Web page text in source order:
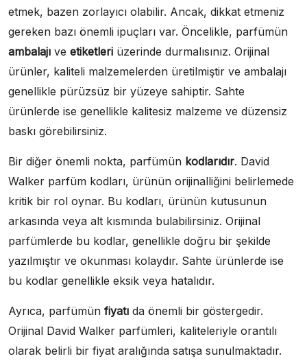
etmek, bazen zorlayıcı olabilir. Ancak, dikkat etmeniz
gereken bazı önemli ipuçları var. Öncelikle, parfümün
ambalajı ve etiketleri üzerinde durmalısınız. Orijinal
ürünler, kaliteli malzemelerden üretilmiştir ve ambalajı
genellikle pürüzsüz bir yüzeye sahiptir. Sahte
ürünlerde ise genellikle kalitesiz malzeme ve düzensiz
baskı görebilirsiniz.
Bir diğer önemli nokta, parfümün kodlarıdır. David
Walker parfüm kodları, ürünün orijinalliğini belirlemede
kritik bir rol oynar. Bu kodları, ürünün kutusunun
arkasında veya alt kısmında bulabilirsiniz. Orijinal
parfümlerde bu kodlar, genellikle doğru bir şekilde
yazılmıştır ve okunması kolaydır. Sahte ürünlerde ise
bu kodlar genellikle eksik veya hatalıdır.
Ayrıca, parfümün fiyatı da önemli bir göstergedir.
Orijinal David Walker parfümleri, kaliteleriyle orantılı
olarak belirli bir fiyat aralığında satışa sunulmaktadır.